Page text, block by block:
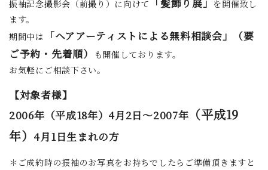
振袖記念撮影会（前撮り）に向けて 「髪飾り展」 を開催致し
ます。
期間中は
「ヘアアーティストによる無料相談会」（要
ご予約・先着順）
も開催しております。
お気軽にご相談下さい。
【対象者様】
2006年（平成18年）4月2日～2007年 （平成19
年） 4月1日生まれの方
＊ご成約時の振袖のお写真をお持ちでしたらご準備頂きますと